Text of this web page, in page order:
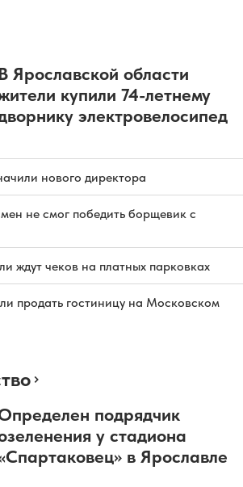
Ярославской области
купили 74-летнему
электровелосипед
нового директора
не смог победить борщевик с
ждут чеков на платных парковках
продать гостиницу на Московском
подрядчик
у стадиона
в Ярославле